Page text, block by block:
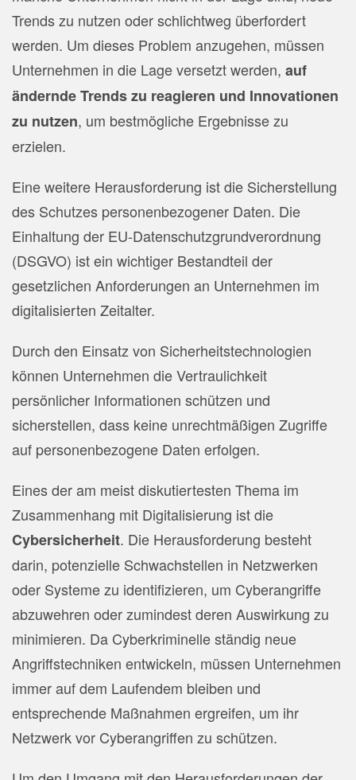
Trends zu nutzen oder schlichtweg überfordert
werden. Um dieses Problem anzugehen, müssen
Unternehmen in die Lage versetzt werden, auf
ändernde Trends zu reagieren und Innovationen
zu nutzen, um bestmögliche Ergebnisse zu
erzielen.
Eine weitere Herausforderung ist die Sicherstellung
des Schutzes personenbezogener Daten. Die
Einhaltung der EU-Datenschutzgrundverordnung
(DSGVO) ist ein wichtiger Bestandteil der
gesetzlichen Anforderungen an Unternehmen im
digitalisierten Zeitalter.
Durch den Einsatz von Sicherheitstechnologien
können Unternehmen die Vertraulichkeit
persönlicher Informationen schützen und
sicherstellen, dass keine unrechtmäßigen Zugriffe
auf personenbezogene Daten erfolgen.
Eines der am meist diskutiertesten Thema im
Zusammenhang mit Digitalisierung ist die
Cybersicherheit. Die Herausforderung besteht
darin, potenzielle Schwachstellen in Netzwerken
oder Systeme zu identifizieren, um Cyberangriffe
abzuwehren oder zumindest deren Auswirkung zu
minimieren. Da Cyberkriminelle ständig neue
Angriffstechniken entwickeln, müssen Unternehmen
immer auf dem Laufendem bleiben und
entsprechende Maßnahmen ergreifen, um ihr
Netzwerk vor Cyberangriffen zu schützen.